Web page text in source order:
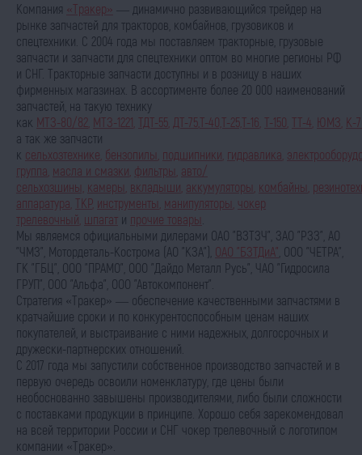
Компания «Тракер» — динамично развивающийся трейдер на
рынке запчастей для тракторов, комбайнов, грузовиков и
спецтехники. С 2004 года мы поставляем тракторные, грузовые
запчасти и запчасти для спецтехники оптом во многие регионы РФ
и СНГ. Тракторные запчасти доступны и в розницу в наших
фирменных магазинах. В ассортименте более 20 000 наименований
запчастей, на такую технику
как МТЗ-80/82 МТЗ-1221 ТДТ-55 ДТ-75Т-40,Т-25,Т-16 Т-150 ТТ-4 ЮМЗ К-
а так же запчасти
к сельхозтехнике бензопилы подшипники гидравлика
группа масла и смазки фильтры авто/
сельхозшины, камеры вкладыши аккумуляторы комбайны
аппаратура ТКР, инструменты манипуляторы чокер
трелевочный шпагат и прочие товары
Мы являемся официальными дилерами ОАО "ВЗТЗЧ", ЗАО "РЗЗ", АО
"ЧМЗ", Мотордеталь-Кострома (АО "КЗА"), ОАО "БЗТДиА" , ООО "ЧЕТРА",
ГК "ГБЦ", ООО "ПРАМО", ООО "Дайдо Металл Русь", ЧАО "Гидросила
ГРУП", ООО "Альфа", ООО "Автокомпонент".
Стратегия «Тракер» — обеспечение качественными запчастями в
кратчайшие сроки и по конкурентоспособным ценам наших
покупателей, и выстраивание с ними надежных, долгосрочных и
дружески-партнерских отношений.
С 2017 года мы запустили собственное производство запчастей и в
первую очередь освоили номенклатуру, где цены были
необоснованно завышены производителями, либо были сложности
с поставками продукции в принципе. Хорошо себя зарекомендовал
на всей территории России и СНГ чокер трелевочный с логотипом
компании «Тракер».